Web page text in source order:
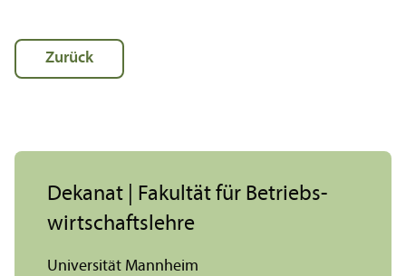
Zurück
Dekanat | Fakultät für Betriebs­
wirtschafts­lehre
Universität Mannheim